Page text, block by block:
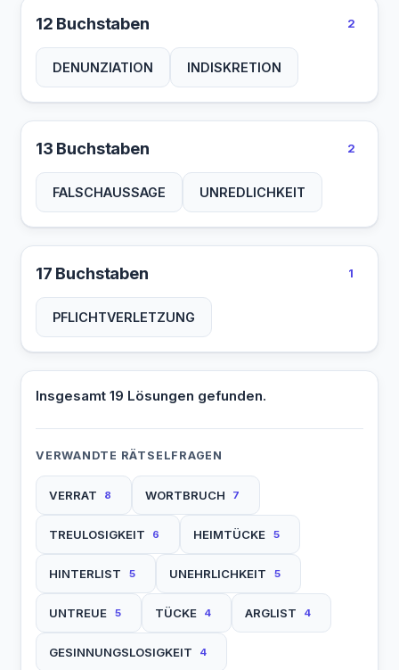
12 Buchstaben 2
DENUNZIATION INDISKRETION
13 Buchstaben 2
FALSCHAUSSAGE UNREDLICHKEIT
17 Buchstaben 1
PFLICHTVERLETZUNG
Insgesamt 19 Lösungen gefunden.
VERWANDTE RÄTSELFRAGEN
VERRAT 8 WORTBRUCH 7
TREULOSIGKEIT 6 HEIMTÜCKE 5
HINTERLIST 5 UNEHRLICHKEIT 5
UNTREUE 5 TÜCKE 4 ARGLIST 4
GESINNUNGSLOSIGKEIT 4